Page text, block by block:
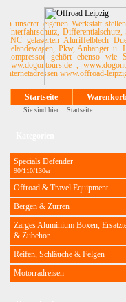
In unserer eigenen Werkstatt
Unterfahrschutz,
CNC gelaserten Aluriffelblech
Geländewagen, Pkw, Anhänger
Kompressor gehört ebenso wie
www.dogontours.de ,
Internetadressen www.offroad-
Startseite
Sie sind hier: Startseite
Specials Defender
90/110/130er
Offroad & Travel Equipment
Bergen & Zurren
Zarges Aluminium Boxen,
& Zubehör
Reifen, Schläuche & Felgen
Motorradreisen